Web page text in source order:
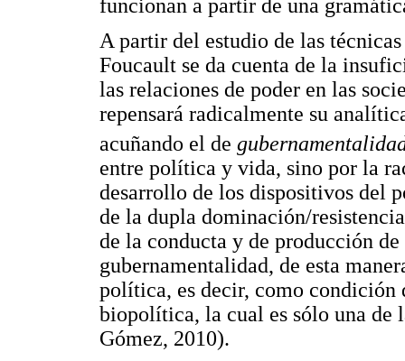
funcionan a partir de una
A partir del estudio de las
Foucault se da cuenta de la
las relaciones de poder en las
repensará radicalmente su
acuñando el de
entre política y vida, sino por la
desarrollo de los dispositivos del
de la dupla dominación/
de la conducta y de producción
gubernamentalidad, de esta
política, es decir, como condición
biopolítica, la cual es sólo una de
Gómez, 2010).